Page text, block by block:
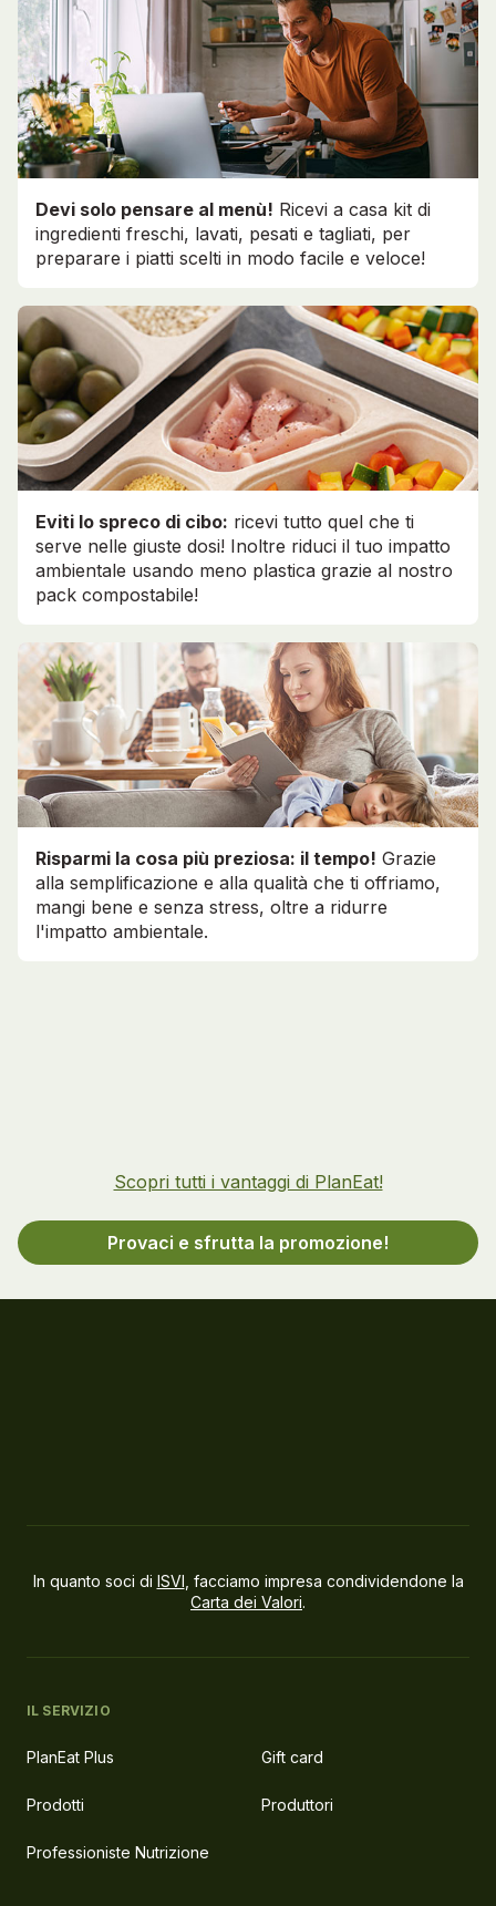
Devi solo pensare al menù! Ricevi a casa kit di
ingredienti freschi, lavati, pesati e tagliati, per
preparare i piatti scelti in modo facile e veloce!
Eviti lo spreco di cibo: ricevi tutto quel che ti
serve nelle giuste dosi! Inoltre riduci il tuo impatto
ambientale usando meno plastica grazie al nostro
pack compostabile!
Risparmi la cosa più preziosa: il tempo! Grazie
alla semplificazione e alla qualità che ti offriamo,
mangi bene e senza stress, oltre a ridurre
l'impatto ambientale.
Scopri tutti i vantaggi di PlanEat!
Provaci e sfrutta la promozione!
In quanto soci di ISVI , facciamo impresa condividendone la
Carta dei Valori.
IL SERVIZIO
PlanEat Plus Gift card
Prodotti Produttori
Professioniste Nutrizione